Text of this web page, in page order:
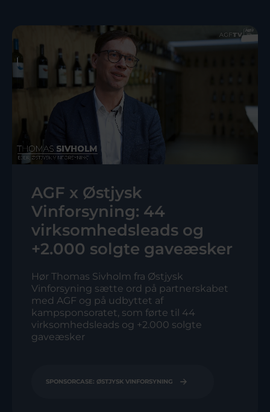
AGF x Østjysk
Vinforsyning: 44
virksomhedsleads og
+2.000 solgte gaveæsker
Hør Thomas Sivholm fra Østjysk
Vinforsyning sætte ord på partnerskabet
med AGF og på udbyttet af
kampsponsoratet, som førte til 44
virksomhedsleads og +2.000 solgte
gaveæsker
SPONSORCASE: ØSTJYSK VINFORSYNING